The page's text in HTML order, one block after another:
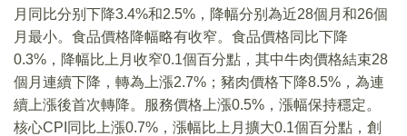
月同比分别下降3.4%和2.5%，降幅分别為近28個月和26個
月最小。食品價格降幅略有收窄。食品價格同比下降
0.3%，降幅比上月收窄0.1個百分點，其中牛肉價格結束28
個月連續下降，轉為上漲2.7%；豬肉價格下降8.5%，為連
續上漲後首次轉降。服務價格上漲0.5%，漲幅保持穩定。
核心CPI同比上漲0.7%，漲幅比上月擴大0.1個百分點，創